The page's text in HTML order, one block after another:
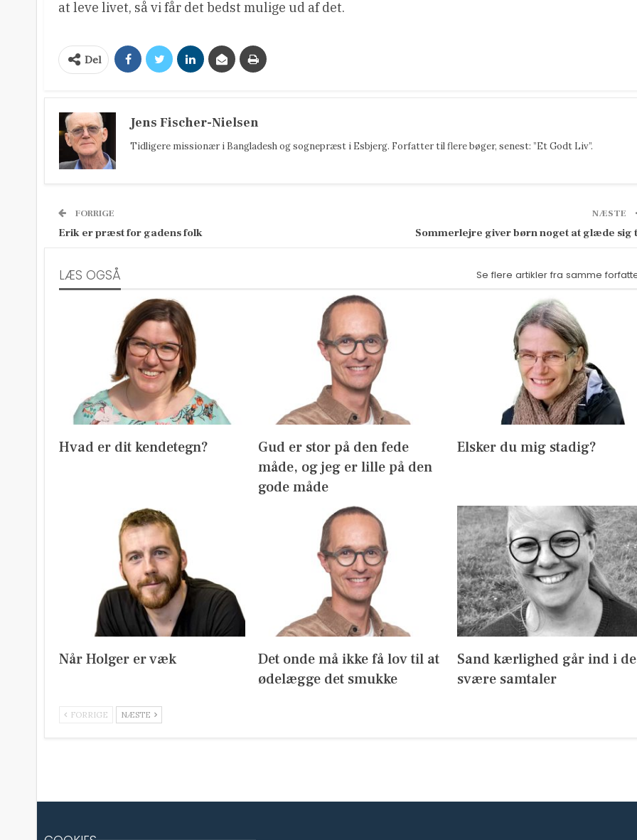
at leve livet, så vi får det bedst mulige ud af det.
Del
Jens Fischer-Nielsen
Tidligere missionær i Bangladesh og sognepræst i Esbjerg. Forfatter til flere bøger, senest: ”Et Godt Liv”.
FORRIGE
Erik er præst for gadens folk
NÆSTE
Sommerlejre giver børn noget at glæde sig
LÆS OGSÅ Se flere artikler fra samme
Hvad er dit kendetegn?
Gud er stor på den fede
måde, og jeg er lille på den
gode måde
Elsker du mig stadig?
Når Holger er væk
Det onde må ikke få lov til at
ødelægge det smukke
Sand kærlighed går ind i de
svære samtaler
FORRIGE NÆSTE